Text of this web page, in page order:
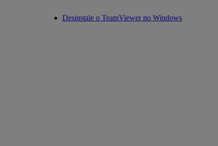
Desinstale o TeamViewer no Windows